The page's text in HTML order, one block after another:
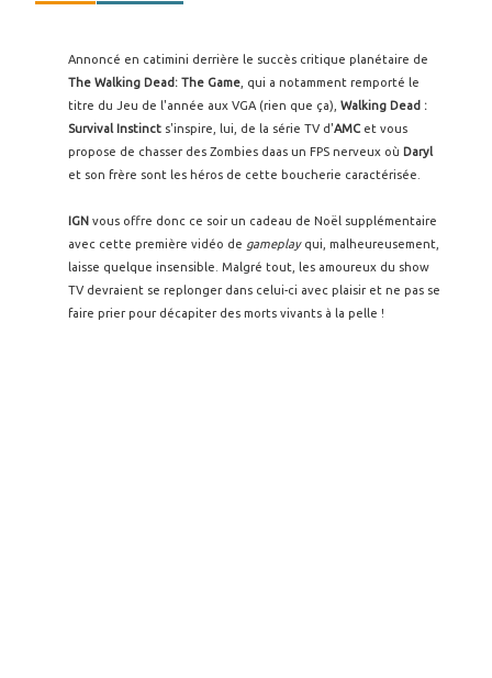
Annoncé en catimini derrière le succès critique planétaire de
The Walking Dead: The Game , qui a notamment remporté le
titre du Jeu de l'année aux VGA (rien que ça), Walking Dead :
Survival Instinct s'inspire, lui, de la série TV d'AMC et vous
propose de chasser des Zombies daas un FPS nerveux où Daryl
et son frère sont les héros de cette boucherie caractérisée.
IGN vous offre donc ce soir un cadeau de Noël supplémentaire
avec cette première vidéo de gameplayqui, malheureusement,
laisse quelque insensible. Malgré tout, les amoureux du show
TV devraient se replonger dans celui-ci avec plaisir et ne pas se
faire prier pour décapiter des morts vivants à la pelle !